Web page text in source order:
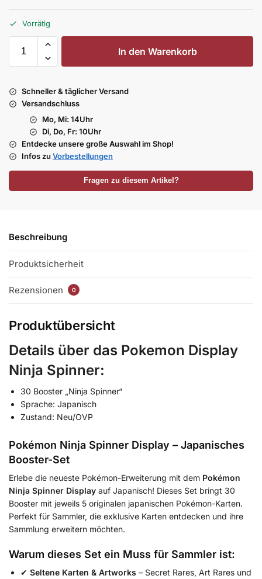
Vorrätig
In den Warenkorb
Schneller & täglicher Versand
Versandschluss
Mo, Mi: 14Uhr
Di, Do, Fr: 10Uhr
Entdecke unsere große Auswahl im Shop!
Infos zu Vorbestellungen
Fragen zu diesem Artikel?
Beschreibung
Produktsicherheit
Rezensionen 0
Produktübersicht
Details über das Pokemon Display
Ninja Spinner:
30 Booster „Ninja Spinner“
Sprache: Japanisch
Zustand: Neu/OVP
Pokémon Ninja Spinner Display – Japanisches
Booster-Set
Erlebe die neueste Pokémon-Erweiterung mit dem Pokémon
Ninja Spinner Display auf Japanisch! Dieses Set bringt 30
Booster mit jeweils 5 originalen japanischen Pokémon-Karten.
Perfekt für Sammler, die exklusive Karten entdecken und ihre
Sammlung erweitern möchten.
Warum dieses Set ein Muss für Sammler ist:
✔ Seltene Karten & Artworks – Secret Rares, Art Rares und